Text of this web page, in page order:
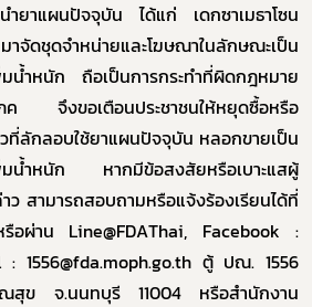
ยาแผนปัจจุบัน ได้แก่ เดกซาเมธาโซน
จัดชุดจำหน่ายและโฆษณาในลักษณะเป็น
น้ำหนัก ถือเป็นการกระทำที่ผิดกฎหมาย
ค จึงขอเตือนประชาชนให้หยุดซื้อหรือ
ลักลอบใช้ยาแผนปัจจุบัน หลอกขายเป็น
พิ่มน้ำหนัก หากมีข้อสงสัยหรือเบาะแสผู้
ว สามารถสอบถามหรือแจ้งร้องเรียนได้ที่
อผ่าน Line@FDAThai, Facebook :
: 1556@fda.moph.go.th ตู้ ปณ. 1556
ณสุข จ.นนทบุรี 11004หรือสำนักงาน